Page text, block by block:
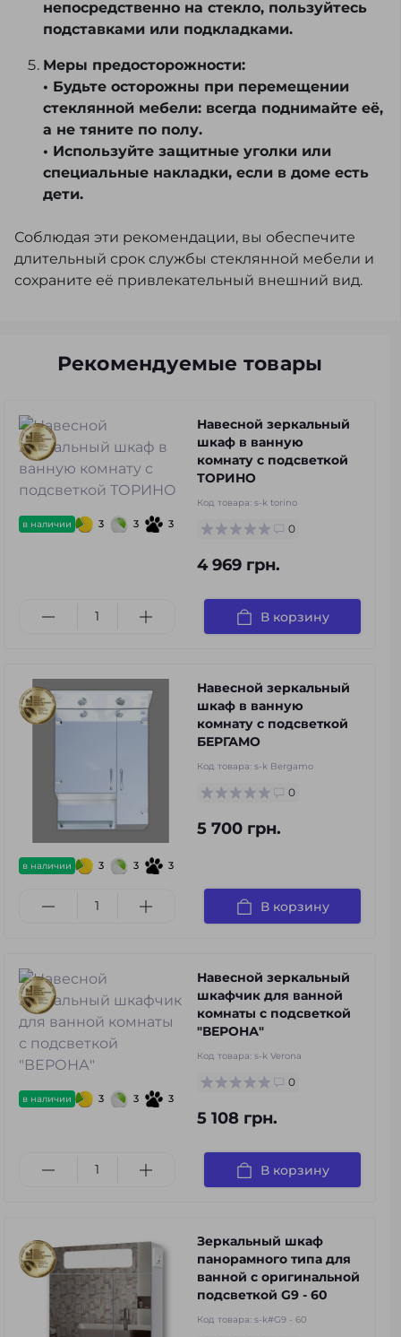
непосредственно на стекло, пользуйтесь
подставками или подкладками.
Меры предосторожности:
• Будьте осторожны при перемещении
стеклянной мебели: всегда поднимайте её,
а не тяните по полу.
• Используйте защитные уголки или
специальные накладки, если в доме есть
дети.
Соблюдая эти рекомендации, вы обеспечите
длительный срок службы стеклянной мебели и
сохраните её привлекательный внешний вид.
Рекомендуемые товары
в наличии 3 3 3
Навесной зеркальный
шкаф в ванную
комнату с подсветкой
ТОРИНО
Код товара: s-k torino
0
4 969 грн.
В корзину
в наличии 3 3 3
Навесной зеркальный
шкаф в ванную
комнату с подсветкой
БЕРГАМО
Код товара: s-k Bergamo
0
5 700 грн.
В корзину
в наличии 3 3 3
Навесной зеркальный
шкафчик для ванной
комнаты с подсветкой
"ВЕРОНА"
Код товара: s-k Verona
0
5 108 грн.
В корзину
Зеркальный шкаф
панорамного типа для
ванной с оригинальной
подсветкой G9 - 60
Код товара: s-k#G9 - 60